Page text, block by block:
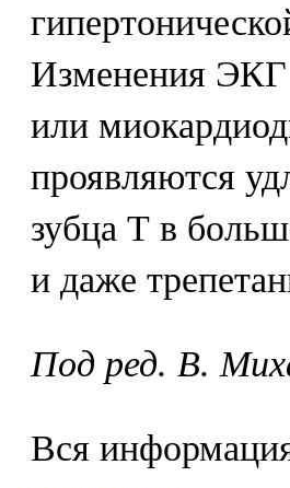
Изменения
или
проявляются
зубца Т в
и даже
Под ред. В.
Вся